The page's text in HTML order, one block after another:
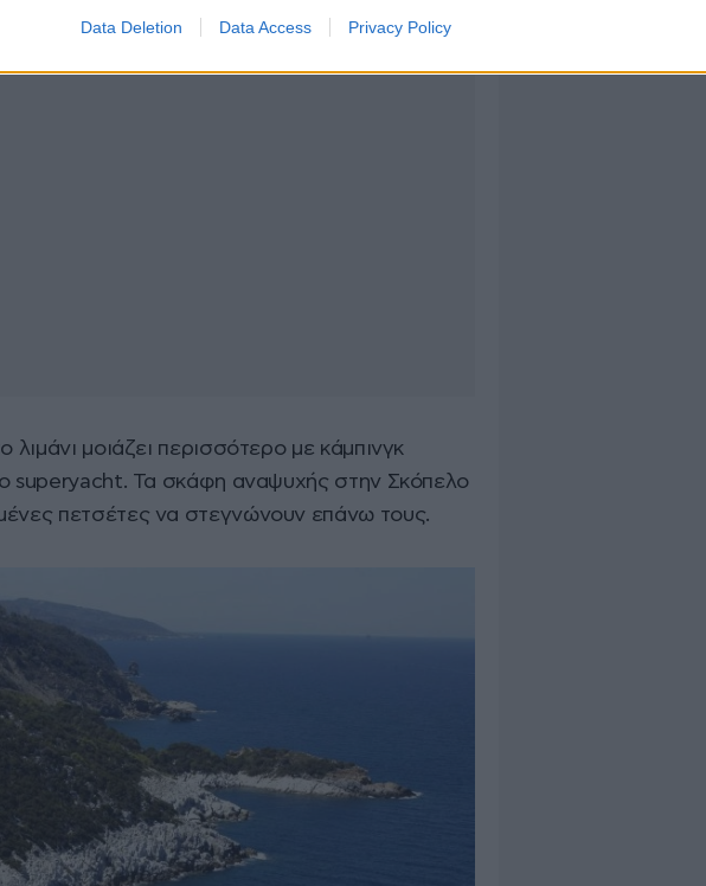
Data Deletion Data Access Privacy Policy
μοιάζει περισσότερο με κάμπινγκ
superyacht. Τα σκάφη αναψυχής στην Σκόπελο
πετσέτες να στεγνώνουν επάνω τους.